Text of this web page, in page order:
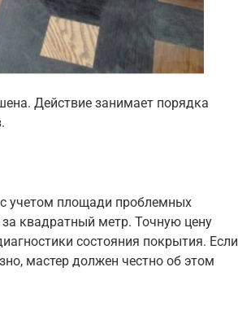
Действие занимает порядка
учетом площади проблемных
квадратный метр. Точную цену
состояния покрытия. Если
мастер должен честно об этом